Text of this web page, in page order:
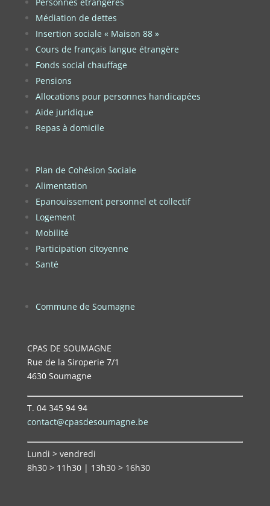
Médiation de dettes
Insertion sociale « Maison 88 »
Cours de français langue étrangère
Fonds social chauffage
Pensions
Allocations pour personnes handicapées
Aide juridique
Repas à domicile
Plan de Cohésion Sociale
Alimentation
Epanouissement personnel et collectif
Logement
Mobilité
Participation citoyenne
Santé
Commune de Soumagne
CPAS DE SOUMAGNE
Rue de la Siroperie 7/1
4630 Soumagne
T. 04 345 94 94
contact@cpasdesoumagne.be
Lundi > vendredi
8h30 > 11h30 | 13h30 > 16h30